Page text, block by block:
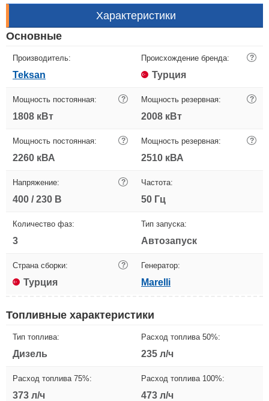
Характеристики
Основные
Производитель:
Teksan
Происхождение бренда: ?
Турция
Мощность постоянная: ?
1808 кВт
Мощность резервная: ?
2008 кВт
Мощность постоянная: ?
2260 кВА
Мощность резервная: ?
2510 кВА
Напряжение: ?
400 / 230 В
Частота:
50 Гц
Количество фаз:
3
Тип запуска:
Автозапуск
Страна сборки: ?
Турция
Генератор:
Marelli
Топливные характеристики
Тип топлива:
Дизель
Расход топлива 50%:
235 л/ч
Расход топлива 75%:
373 л/ч
Расход топлива 100%:
473 л/ч